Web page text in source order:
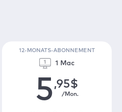
12-MONATS-ABONNEMENT
1 Mac
5,95$
/Mon.